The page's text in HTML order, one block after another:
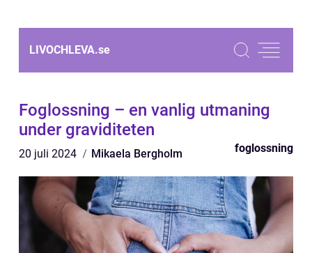
LIVOCHLEVA.se
Foglossning – en vanlig utmaning
under graviditeten
20 juli 2024 Mikaela Bergholm foglossning